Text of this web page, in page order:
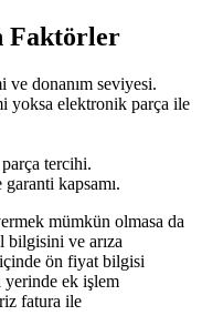
Faktörler
ve donanım seviyesi.
yoksa elektronik parça ile
tercihi.
kapsamı.
mümkün olmasa da
bilgisini ve arıza
ön fiyat bilgisi
ek işlem
fatura ile